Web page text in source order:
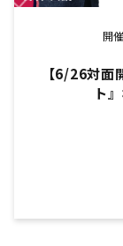
開
【6/26対面
ト